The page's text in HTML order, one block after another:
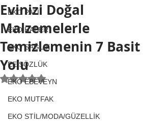
EKO PATİ
EKO HABER
EKO SAĞLIK
EE SÖZLÜK
EKO EBEVEYN
EKO MUTFAK
EKO STİL/MODA/GÜZELLİK
Evinizi Doğal
Malzemelerle
Temizlemenin 7 Basit
Yolu
5 üzerinden NaN yıldız